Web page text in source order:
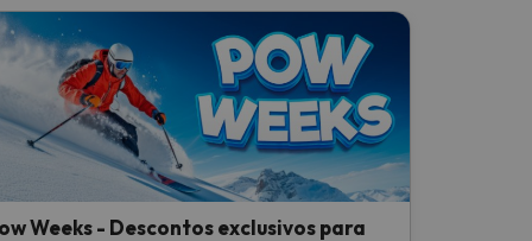
Weeks - Descontos exclusivos para